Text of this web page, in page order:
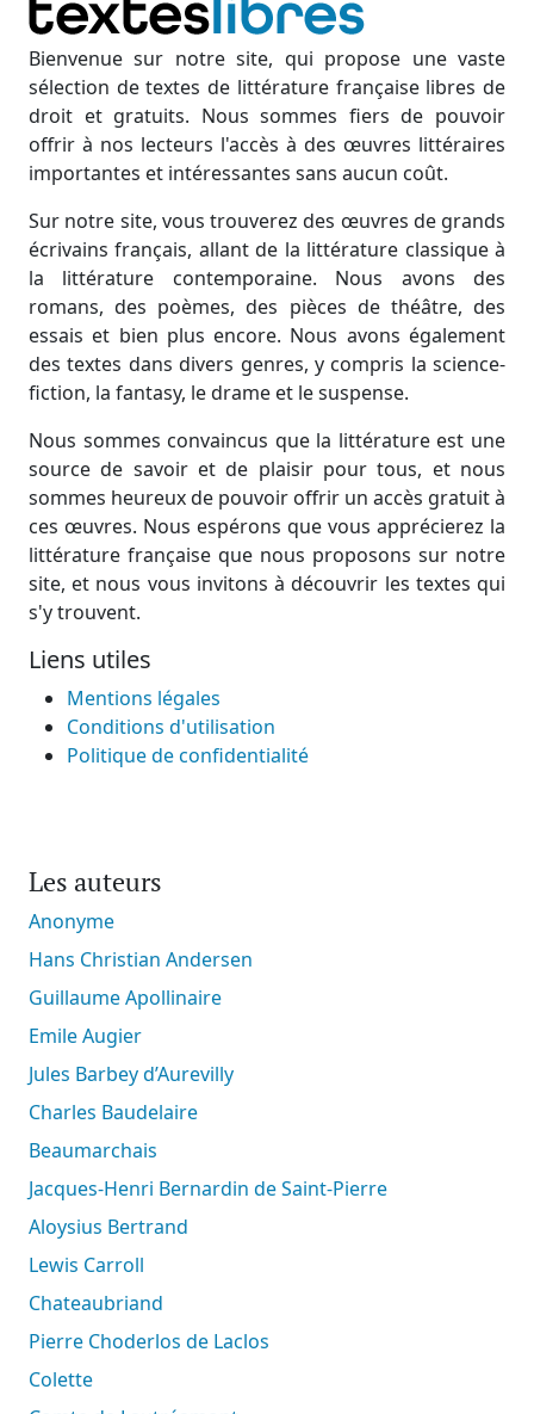
Bienvenue sur notre site, qui propose une vaste
sélection de textes de littérature française libres de
droit et gratuits. Nous sommes fiers de pouvoir
offrir à nos lecteurs l'accès à des œuvres littéraires
importantes et intéressantes sans aucun coût.
Sur notre site, vous trouverez des œuvres de grands
écrivains français, allant de la littérature classique à
la littérature contemporaine. Nous avons des
romans, des poèmes, des pièces de théâtre, des
essais et bien plus encore. Nous avons également
des textes dans divers genres, y compris la science-
fiction, la fantasy, le drame et le suspense.
Nous sommes convaincus que la littérature est une
source de savoir et de plaisir pour tous, et nous
sommes heureux de pouvoir offrir un accès gratuit à
ces œuvres. Nous espérons que vous apprécierez la
littérature française que nous proposons sur notre
site, et nous vous invitons à découvrir les textes qui
s'y trouvent.
Liens utiles
Mentions légales
Conditions d'utilisation
Politique de confidentialité
Les auteurs
Anonyme
Hans Christian Andersen
Guillaume Apollinaire
Emile Augier
Jules Barbey d’Aurevilly
Charles Baudelaire
Beaumarchais
Jacques-Henri Bernardin de Saint-Pierre
Aloysius Bertrand
Lewis Carroll
Chateaubriand
Pierre Choderlos de Laclos
Colette